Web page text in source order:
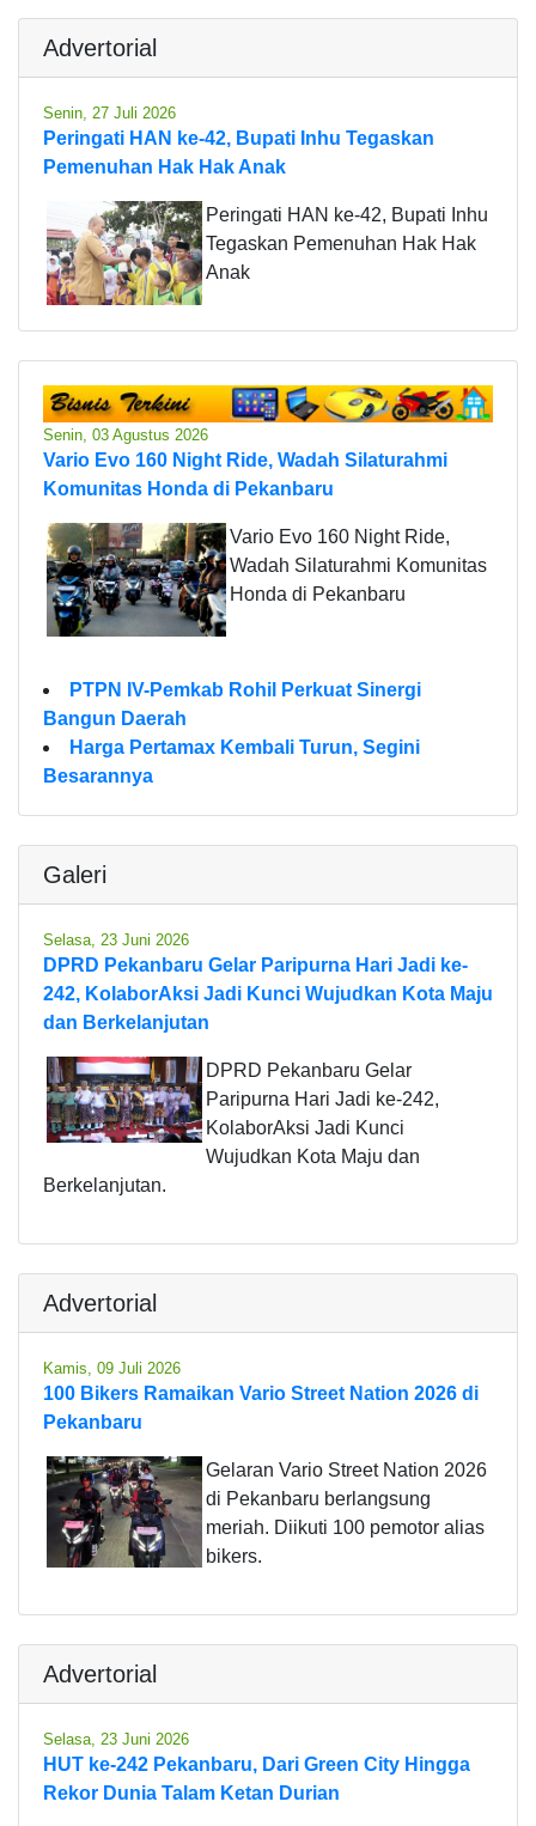
Advertorial
Senin, 27 Juli 2026
Peringati HAN ke-42, Bupati Inhu Tegaskan
Pemenuhan Hak Hak Anak
Peringati HAN ke-42, Bupati Inhu
Tegaskan Pemenuhan Hak Hak
Anak
Senin, 03 Agustus 2026
Vario Evo 160 Night Ride, Wadah Silaturahmi
Komunitas Honda di Pekanbaru
Vario Evo 160 Night Ride,
Wadah Silaturahmi Komunitas
Honda di Pekanbaru
PTPN IV-Pemkab Rohil Perkuat Sinergi
Bangun Daerah
Harga Pertamax Kembali Turun, Segini
Besarannya
Galeri
Selasa, 23 Juni 2026
DPRD Pekanbaru Gelar Paripurna Hari Jadi ke-
242, KolaborAksi Jadi Kunci Wujudkan Kota Maju
dan Berkelanjutan
DPRD Pekanbaru Gelar
Paripurna Hari Jadi ke-242,
KolaborAksi Jadi Kunci
Wujudkan Kota Maju dan
Berkelanjutan.
Advertorial
Kamis, 09 Juli 2026
100 Bikers Ramaikan Vario Street Nation 2026 di
Pekanbaru
Gelaran Vario Street Nation 2026
di Pekanbaru berlangsung
meriah. Diikuti 100 pemotor alias
bikers.
Advertorial
Selasa, 23 Juni 2026
HUT ke-242 Pekanbaru, Dari Green City Hingga
Rekor Dunia Talam Ketan Durian